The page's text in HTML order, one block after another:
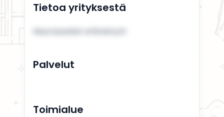
Tietoa yrityksestä
Muurausalan erikoistyöt
Palvelut
Toimialue